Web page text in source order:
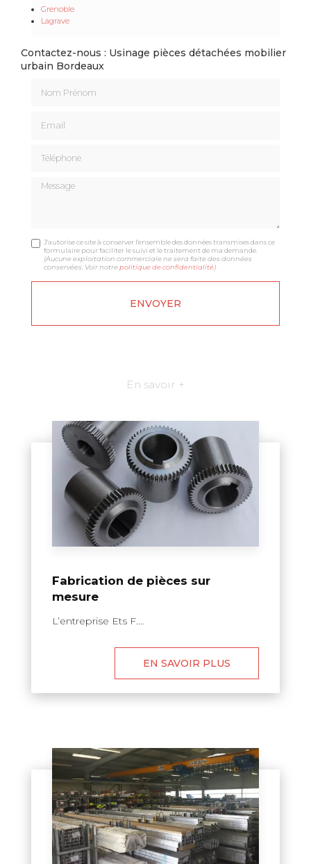
Grenoble
Lagrave
Contactez-nous : Usinage pièces détachées mobilier
urbain Bordeaux
Message
J'autorise ce site à conserver l'ensemble des données transmises dans ce
formulaire pour faciliter le suivi et le traitement de ma demande.
(Aucune exploitation commerciale ne sera faite des données
conservées. Voir notrepolitique de confidentialité)
En savoir +
Fabrication de pièces sur
mesure
L’entreprise Ets F....
EN SAVOIR PLUS